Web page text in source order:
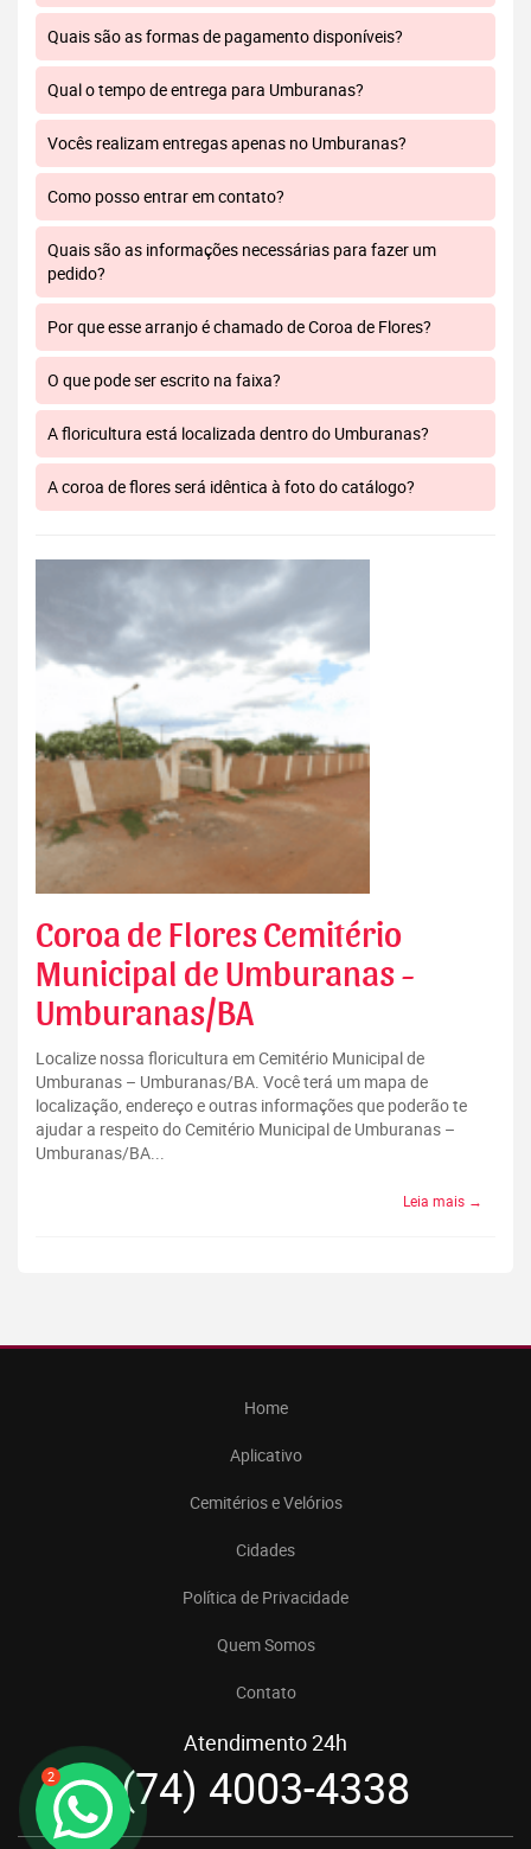
2
Quais são as formas de pagamento disponíveis?
Qual o tempo de entrega para Umburanas?
Vocês realizam entregas apenas no Umburanas?
Como posso entrar em contato?
Quais são as informações necessárias para fazer um
pedido?
Por que esse arranjo é chamado de Coroa de Flores?
O que pode ser escrito na faixa?
A floricultura está localizada dentro do Umburanas?
A coroa de flores será idêntica à foto do catálogo?
Coroa de Flores Cemitério
Municipal de Umburanas -
Umburanas/BA
Localize nossa floricultura em Cemitério Municipal de
Umburanas – Umburanas/BA. Você terá um mapa de
localização, endereço e outras informações que poderão te
ajudar a respeito do Cemitério Municipal de Umburanas –
Umburanas/BA...
Leia mais →
Home
Aplicativo
Cemitérios e Velórios
Cidades
Política de Privacidade
Quem Somos
Contato
Atendimento 24h
(74) 4003-4338